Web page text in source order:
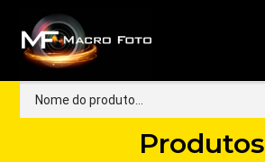
Produtos